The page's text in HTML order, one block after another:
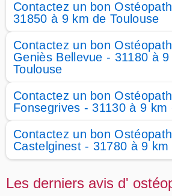
Contactez un bon
31850 à 9 km de Toulouse
Contactez un bon
Geniès Bellevue - 31180 à
Toulouse
Contactez un bon
Fonsegrives - 31130 à 9 km
Contactez un bon
Castelginest - 31780 à 9 km
Les derniers avis d'